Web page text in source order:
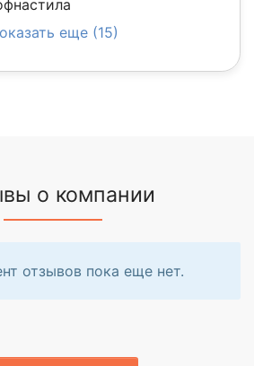
еще (15)
о компании
отзывов пока еще нет.